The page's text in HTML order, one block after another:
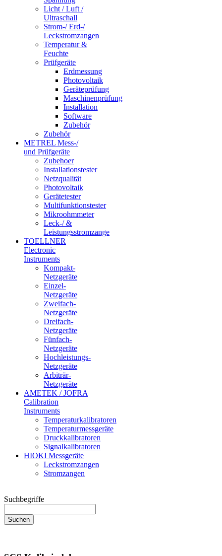
Licht / Luft /
Ultraschall
Strom-/ Erd-/
Leckstromzangen
Temperatur &
Feuchte
Prüfgeräte
Erdmessung
Photovoltaik
Geräteprüfung
Maschinenprüfung
Installation
Software
Zubehör
Zubehör
METREL Mess-/
und Prüfgeräte
Zubehoer
Installationstester
Netzqualität
Photovoltaik
Gerätetester
Multifunktionstester
Mikroohmmeter
Leck-/ &
Leistungsstromzange
TOELLNER
Electronic
Instruments
Kompakt-
Netzgeräte
Einzel-
Netzgeräte
Zweifach-
Netzgeräte
Dreifach-
Netzgeräte
Fünfach-
Netzgeräte
Hochleistungs-
Netzgeräte
Arbiträr-
Netzgeräte
AMETEK / JOFRA
Calibration
Instruments
Temperaturkalibratoren
Temperaturmessgeräte
Druckkalibratoren
Signalkalibratoren
HIOKI Messgeräte
Leckstromzangen
Stromzangen
Suchbegriffe